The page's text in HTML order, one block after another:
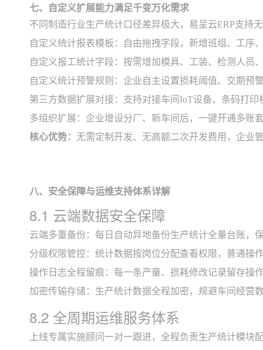
七、自定义扩展能力满足千变万化需求
不同制造行业生产统计口径差异极大，易呈云ERP支持
自定义统计报表模板：自由拖拽字段，新增班组、工序
自定义报工统计字段：按需增加模具、工装、检测人员
自定义统计预警规则：企业自主设置损耗阈值、交期预
第三方数据扩展对接：支持对接车间IoT设备、条码打
多组织扩展：企业增设分厂、新车间后，一键开通多账
核心优势： 无需定制开发、无高额二次开发费用，企业
八、安全保障与运维支持体系详解
8.1 云端数据安全保障
云端多重备份：每日自动异地备份生产统计全量台账，
分级权限管控：统计数据按岗位分配查看权限，普通操
操作日志全程留痕：每一条产量、损耗修改记录留存操
加密传输存储：生产统计数据全程加密，规避车间经营
8.2 全周期运维服务体系
上线专属实施顾问一对一跟进，全程负责生产统计模块